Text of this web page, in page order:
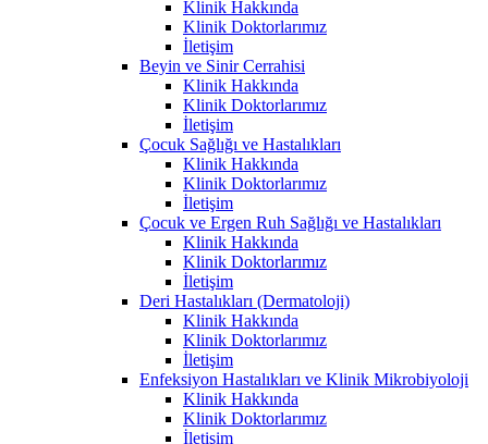
Klinik Hakkında
Klinik Doktorlarımız
İletişim
Beyin ve Sinir Cerrahisi
Klinik Hakkında
Klinik Doktorlarımız
İletişim
Çocuk Sağlığı ve Hastalıkları
Klinik Hakkında
Klinik Doktorlarımız
İletişim
Çocuk ve Ergen Ruh Sağlığı ve Hastalıkları
Klinik Hakkında
Klinik Doktorlarımız
İletişim
Deri Hastalıkları (Dermatoloji)
Klinik Hakkında
Klinik Doktorlarımız
İletişim
Enfeksiyon Hastalıkları ve Klinik Mikrobiyoloji
Klinik Hakkında
Klinik Doktorlarımız
İletişim